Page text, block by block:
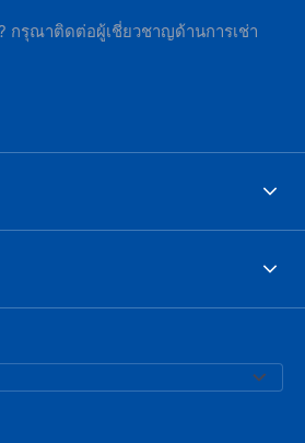
กรุณาติดต่อผู้เชี่ยวชาญด้านการเช่า